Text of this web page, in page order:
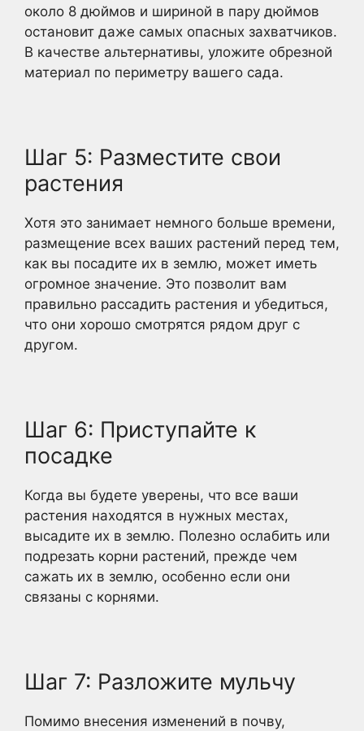
около 8 дюймов и шириной в пару дюймов
остановит даже самых опасных захватчиков.
В качестве альтернативы, уложите обрезной
материал по периметру вашего сада.
Шаг 5: Разместите свои
растения
Хотя это занимает немного больше времени,
размещение всех ваших растений перед тем,
как вы посадите их в землю, может иметь
огромное значение. Это позволит вам
правильно рассадить растения и убедиться,
что они хорошо смотрятся рядом друг с
другом.
Шаг 6: Приступайте к
посадке
Когда вы будете уверены, что все ваши
растения находятся в нужных местах,
высадите их в землю. Полезно ослабить или
подрезать корни растений, прежде чем
сажать их в землю, особенно если они
связаны с корнями.
Шаг 7: Разложите мульчу
Помимо внесения изменений в почву,